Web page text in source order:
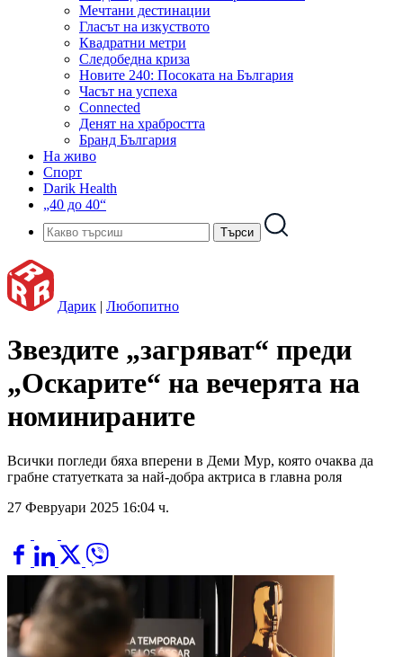
Мечтани дестинации
Гласът на изкуството
Квадратни метри
Следобедна криза
Новите 240: Посоката на България
Часът на успеха
Connected
Денят на храбростта
Бранд България
На живо
Спорт
Darik Health
„40 до 40“
Дарик | Любопитно
Звездите „загряват“ преди
„Оскарите“ на вечерята на
номинираните
Всички погледи бяха вперени в Деми Мур, която очаква да
грабне статуетката за най-добра актриса в главна роля
27 Февруари 2025 16:04 ч.